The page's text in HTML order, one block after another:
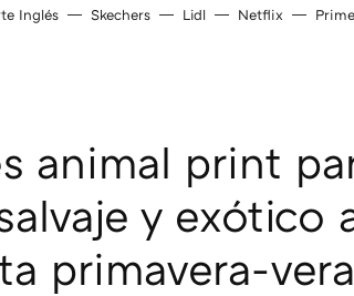
Inglés Skechers Lidl Netflix
animal print
y exótico
primavera-